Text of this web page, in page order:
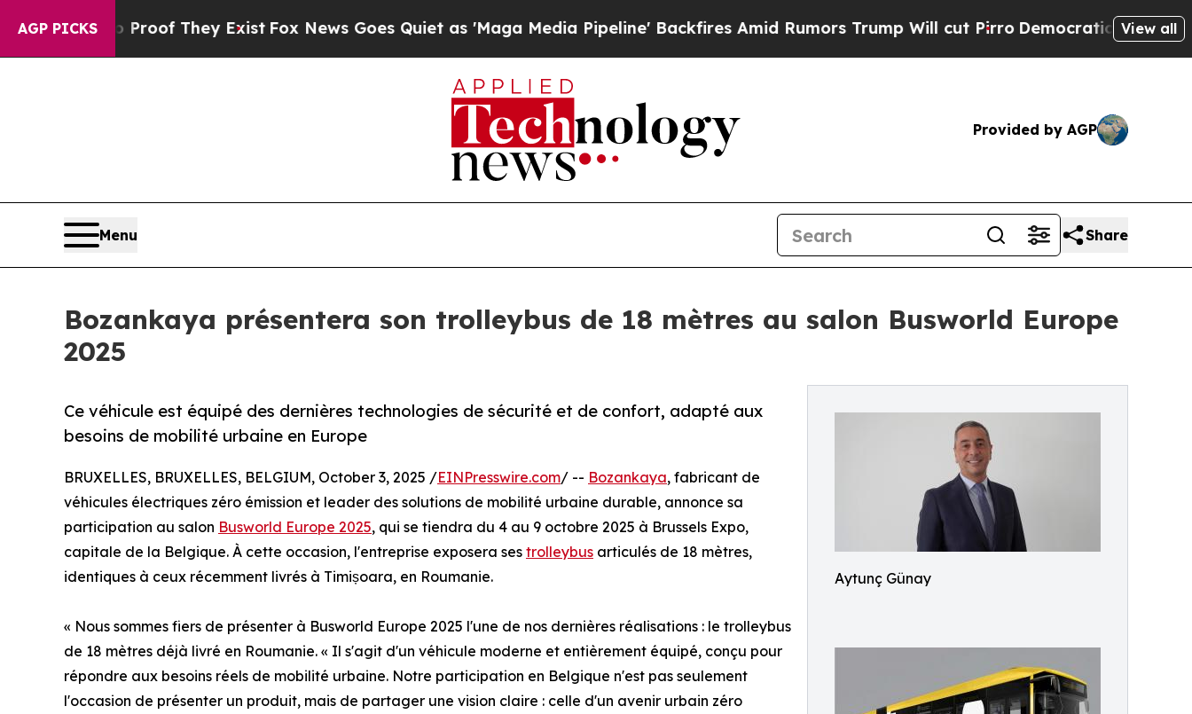
AGP PICKS
no Proof They ExistFox News Goes Quiet as 'Maga Media Pipeline' Backfires Amid Rumors Trump Will cut Pirro Democratic Socialists ofView all
Provided by AGP
Menu Share
Bozankaya présentera son trolleybus de 18 mètres au salon Busworld Europe
2025
Aytunç Günay
Ce véhicule est équipé des dernières technologies de sécurité et de confort, adapté aux
besoins de mobilité urbaine en Europe
BRUXELLES, BRUXELLES, BELGIUM, October 3, 2025 /EINPresswire.com/ -- Bozankaya, fabricant de
véhicules électriques zéro émission et leader des solutions de mobilité urbaine durable, annonce sa
participation au salon Busworld Europe 2025, qui se tiendra du 4 au 9 octobre 2025 à Brussels Expo,
capitale de la Belgique. À cette occasion, l'entreprise exposera ses trolleybus articulés de 18 mètres,
identiques à ceux récemment livrés à Timișoara, en Roumanie.
« Nous sommes fiers de présenter à Busworld Europe 2025 l'une de nos dernières réalisations : le trolleybus
de 18 mètres déjà livré en Roumanie. « Il s'agit d'un véhicule moderne et entièrement équipé, conçu pour
répondre aux besoins réels de mobilité urbaine. Notre participation en Belgique n'est pas seulement
l'occasion de présenter un produit, mais de partager une vision claire : celle d'un avenir urbain zéro